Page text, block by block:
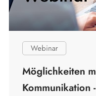
Webinar
Möglichkeiten
Kommunikation